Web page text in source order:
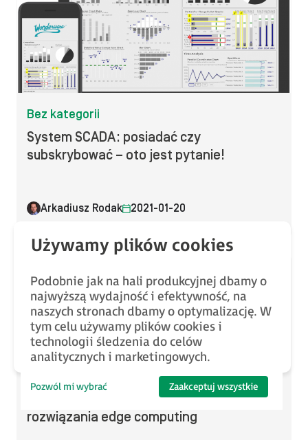
Bez kategorii
System SCADA: posiadać czy
subskrybować – oto jest pytanie!
Arkadiusz Rodak 2021-01-20
Przykład użycia InTouch Edge HMI jako
rozwiązania edge computing
Podobnie jak na hali produkcyjnej dbamy o
najwyższą wydajność i efektywność, na
naszych stronach dbamy o optymalizację. W
tym celu używamy plików cookies i
technologii śledzenia do celów
analitycznych i marketingowych.
Pozwól mi wybrać Zaakceptuj wszystkie